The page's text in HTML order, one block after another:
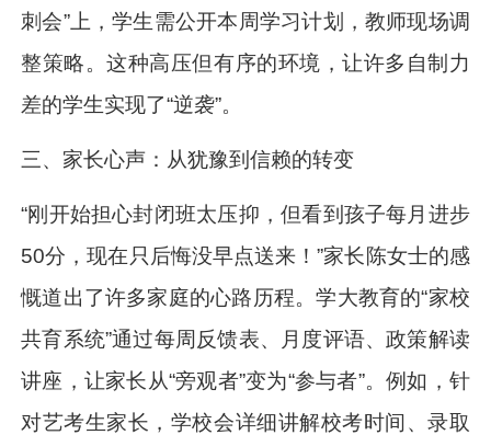
刺会”上，学生需公开本周学习计划，教师现场调
整策略。这种高压但有序的环境，让许多自制力
差的学生实现了“逆袭”。
三、家长心声：从犹豫到信赖的转变
“刚开始担心封闭班太压抑，但看到孩子每月进步
50分，现在只后悔没早点送来！”家长陈女士的感
慨道出了许多家庭的心路历程。学大教育的“家校
共育系统”通过每周反馈表、月度评语、政策解读
讲座，让家长从“旁观者”变为“参与者”。例如，针
对艺考生家长，学校会详细讲解校考时间、录取